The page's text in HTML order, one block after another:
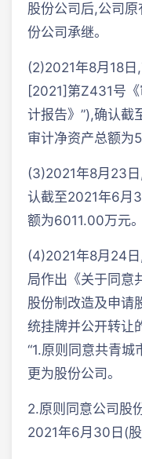
股份公司后,公司
份公司承继。
(2)2021年8月18日
[2021]第Z431号
计报告》”),确认
审计净资产总额为
(3)2021年8月23
认截至2021年6月
额为6011.00万元。
(4)2021年8月24
局作出《关于同意
股份制改造及申请
统挂牌并公开转让
“1.原则同意共青
更为股份公司。
2.原则同意公司股
2021年6月30日(股